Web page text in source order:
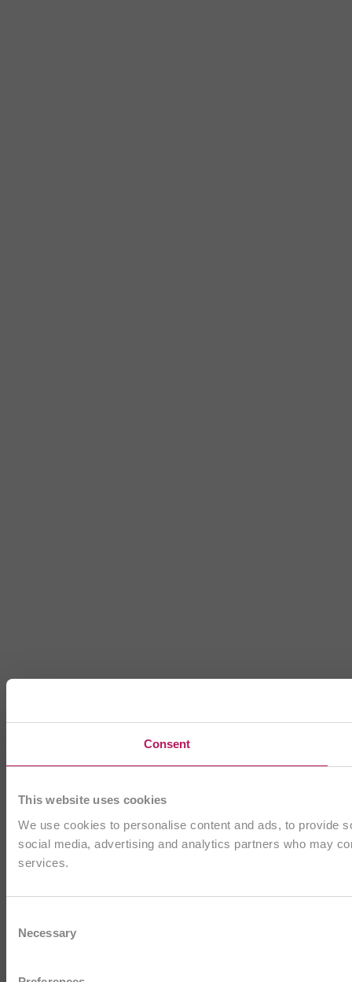
Consent
This website uses cookies
We use cookies to personalise content and ads, to provide
social media, advertising and analytics partners who may
services.
Selection
Necessary